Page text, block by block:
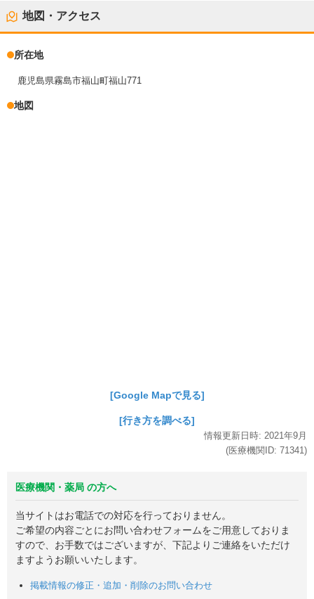
地図・アクセス
所在地
鹿児島県霧島市福山町福山771
地図
[Google Mapで見る]
[行き方を調べる]
情報更新日時: 2021年9月
(医療機関ID: 71341 )
医療機関・薬局 の方へ
当サイトはお電話での対応を行っておりません。
ご希望の内容ごとにお問い合わせフォームをご用意しておりま
すので、お手数ではございますが、下記よりご連絡をいただけ
ますようお願いいたします。
掲載情報の修正・追加・削除のお問い合わせ